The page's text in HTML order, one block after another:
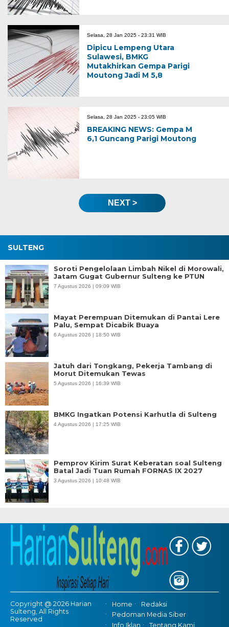
Selasa, 28 Jan 2025 - 23:31 WIB
Dipicu Lempeng Utara
Sulawesi, BMKG
Mutakhirkan Gempa Parigi
Moutong Jadi M 5,8
Selasa, 28 Jan 2025 - 23:05 WIB
BREAKING NEWS: Gempa M
6,1 Guncang Parigi Moutong
NEXT >
SULTENG
Soroti Pengelolaan Limbah Nikel di Morowali,
Jatam Gugat Gubernur Sulteng ke PTUN
7 Agustus 2026 | 09:09 WIB
Mayat Perempuan Ditemukan di Pantai Lere
Palu, Sempat Dicabik Buaya
6 Agustus 2026 | 18:50 WIB
Jatuh dari Tongkang, Pekerja Tambang di
Morut Ditemukan Tewas
5 Agustus 2026 | 16:39 WIB
BMKG Ingatkan Potensi Karhutla di Sulteng
4 Agustus 2026 | 17:25 WIB
Pemprov Kirim Surat Keberatan soal Sulteng
Batal Jadi Tuan Rumah FORNAS IX 2027
3 Agustus 2026 | 10:48 WIB
Copyright @ 2026 Harian
Sulteng, All Rights
Reserved
Home
Redaksi
Pedoman Media Siber
Info Iklan
Tentang Kami